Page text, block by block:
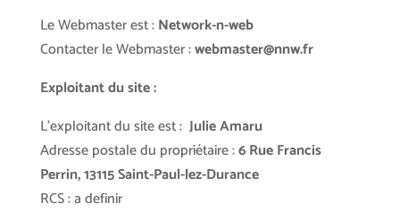
Le Webmaster est :Network-n-web
Contacter le Webmaster :webmaster@nnw.fr
Exploitant du site :
L’exploitant du site est : Julie Amaru
Adresse postale du propriétaire :6 Rue Francis
Perrin, 13115 Saint-Paul-lez-Durance
RCS : a definir